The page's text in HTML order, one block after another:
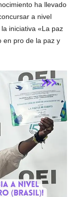
ha llevado
a nivel
iniciativa «La paz
en pro de la paz y